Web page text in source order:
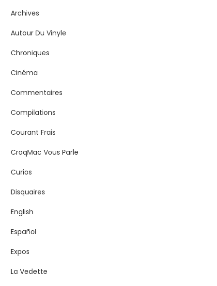
Archives
Autour Du Vinyle
Chroniques
Cinéma
Commentaires
Compilations
Courant Frais
CroqMac Vous Parle
Curios
Disquaires
English
Español
Expos
La Vedette